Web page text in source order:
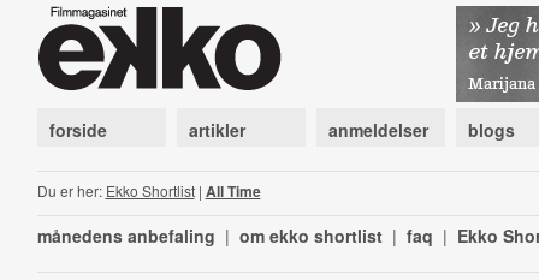
forside artikler anmeldelser blogs
Du er her: Ekko Shortlist| All Time
månedens anbefaling | om ekko shortlist | faq | Ekko